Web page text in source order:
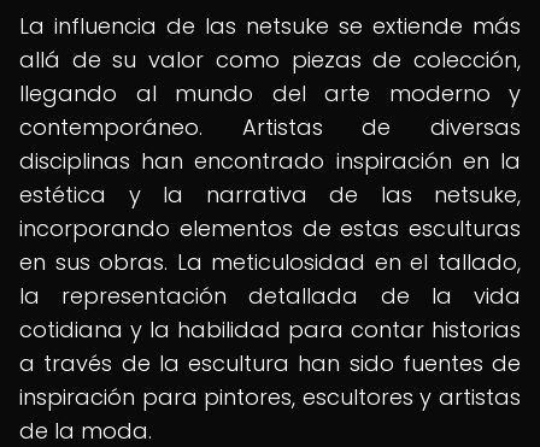
La influencia de las netsuke se extiende más
allá de su valor como piezas de colección,
llegando al mundo del arte moderno y
contemporáneo. Artistas de diversas
disciplinas han encontrado inspiración en la
estética y la narrativa de las netsuke,
incorporando elementos de estas esculturas
en sus obras. La meticulosidad en el tallado,
la representación detallada de la vida
cotidiana y la habilidad para contar historias
a través de la escultura han sido fuentes de
inspiración para pintores, escultores y artistas
de la moda.